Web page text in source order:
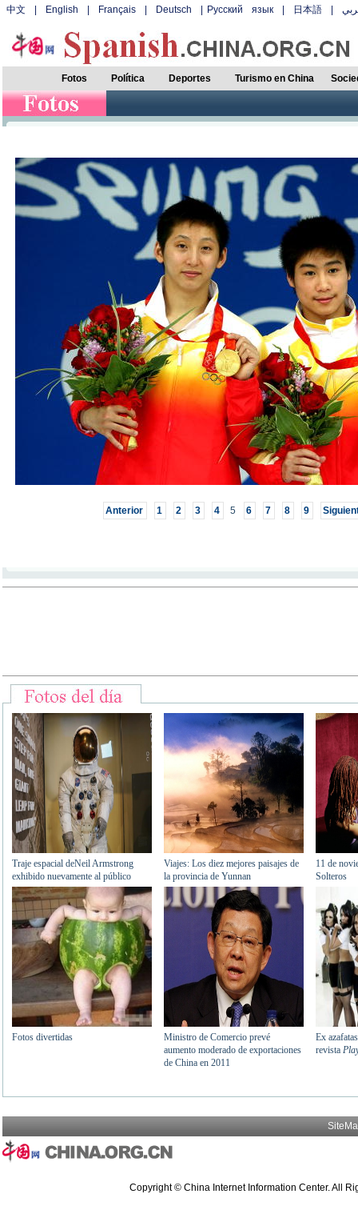
中文 English Français Deutsch Русский язык 日本語
Fotos Política Deportes Turismo en China
Anterior 1 2 3 4 5 6 7 8 9
Copyright © China Internet Information Center. All